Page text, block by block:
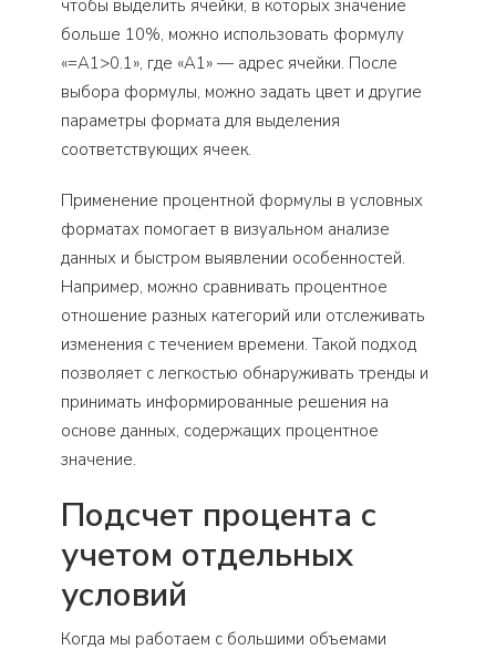
чтобы выделить ячейки, в которых значение
больше 10%, можно использовать формулу
«=A1>0.1», где «A1» — адрес ячейки. После
выбора формулы, можно задать цвет и другие
параметры формата для выделения
соответствующих ячеек.
Применение процентной формулы в условных
форматах помогает в визуальном анализе
данных и быстром выявлении особенностей.
Например, можно сравнивать процентное
отношение разных категорий или отслеживать
изменения с течением времени. Такой подход
позволяет с легкостью обнаруживать тренды и
принимать информированные решения на
основе данных, содержащих процентное
значение.
Подсчет процента с
учетом отдельных
условий
Когда мы работаем с большими объемами